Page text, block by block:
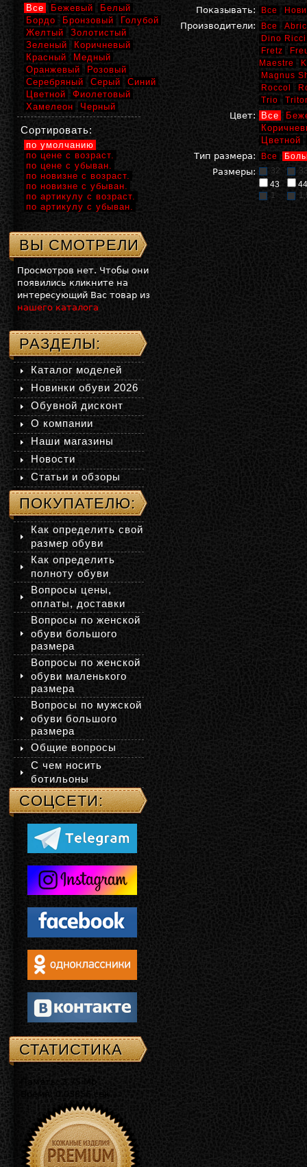
Показывать: Все
Производители: Все
Dino Ricci
Fretz
Maestre
Magnus
Roccol
Trio
Цвет: Все
Цветной
Тип размера:
Все
Размеры: 32
43
44
1
Все Бежевый
Белый
Бордо
Бронзовый
Голубой
Желтый
Золотистый
Зеленый
Коричневый
Красный
Медный
Оранжевый
Розовый
Серебряный
Серый
Синий
Цветной
Фиолетовый
Хамелеон
Черный
Сортировать:
по умолчанию
по цене с возраст.
по цене с убыван.
по новизне с возраст.
по новизне с убыван.
по артикулу с возраст.
по артикулу с убыван.
ВЫ СМОТРЕЛИ
Просмотров нет. Чтобы они
появились кликните на
интересующий Вас товар из
нашего каталога
РАЗДЕЛЫ:
Каталог моделей
Новинки обуви 2026
Обувной дисконт
О компании
Наши магазины
Новости
Статьи и обзоры
ПОКУПАТЕЛЮ:
Как определить свой
размер обуви
Как определить
полноту обуви
Вопросы цены,
оплаты, доставки
Вопросы по женской
обуви большого
размера
Вопросы по женской
обуви маленького
размера
Вопросы по мужской
обуви большого
размера
Общие вопросы
С чем носить
ботильоны
СОЦСЕТИ:
СТАТИСТИКА
Память: 3.75 Mb
Время: 0.03856 сек.